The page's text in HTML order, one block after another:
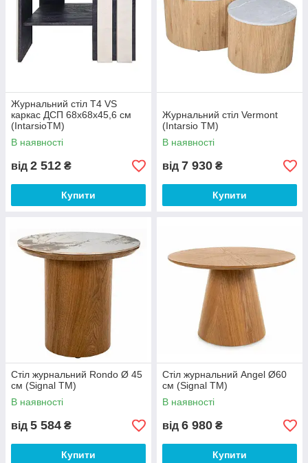
Журнальний стіл T4 VS
каркас ДСП 68х68х45,6 см
(IntarsioTM)
В наявності
від 2 512 ₴
Купити
Журнальний стіл Vermont
(Intarsio TM)
В наявності
від 7 930 ₴
Купити
Стіл журнальний Rondo Ø 45
см (Signal ТМ)
В наявності
від 5 584 ₴
Купити
Стіл журнальний Angel Ø60
см (Signal ТМ)
В наявності
від 6 980 ₴
Купити